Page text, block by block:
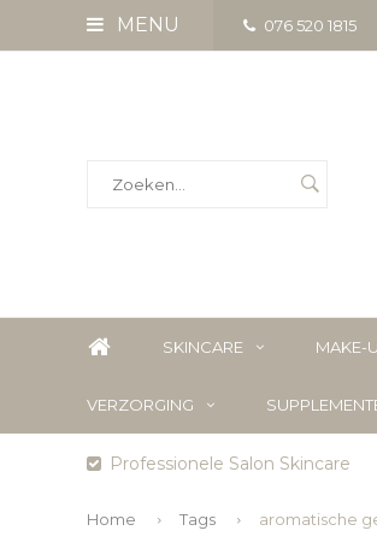
MENU 076 520 1815
SKINCARE MAKE-
VERZORGING
Professionele Salon Skincare
Home Tags aromatische